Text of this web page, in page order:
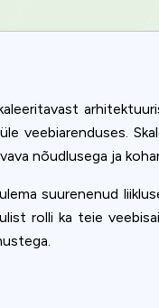
veebiarenduses.
nõudlusega ja
suurenenud
rolli ka teie